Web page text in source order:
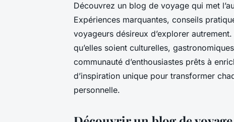
Découvrez un blog de voyage qui met
Expériences marquantes, conseils
voyageurs désireux d’explorer
qu’elles soient culturelles,
communauté d’enthousiastes prêts à
d’inspiration unique pour transformer
personnelle.